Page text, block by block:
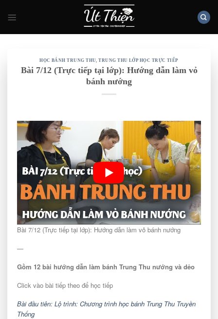
HỌC BÁNH TRUNG THU ,TRUNG THU LỚP HỌC TRỰC TIẾP
Bài 7/12 (Trực tiếp tại lớp): Hướng dẫn làm vỏ
bánh nướng
Bài 7/12 (Trực tiếp tại lớp): Hướng dẫn làm vỏ bánh nướng
—
Gồm 12 bài hướng dẫn làm bánh Trung Thu nướng và dẻo
Click vào bài tiếp theo để học tiếp
Bài đầu tiên: Lộ trình: Chương trình học bánh Trung Thu Truyền
Thống